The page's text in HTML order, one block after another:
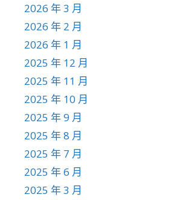
2026 年 3 月
2026 年 2 月
2026 年 1 月
2025 年 12 月
2025 年 11 月
2025 年 10 月
2025 年 9 月
2025 年 8 月
2025 年 7 月
2025 年 6 月
2025 年 3 月